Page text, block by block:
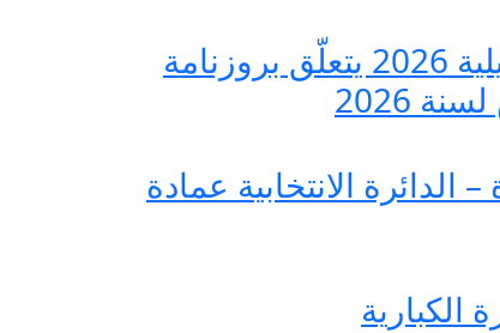
قرار الهيئة العليا المستقلّة للانتخابات عدد 7 لسنة 2026 مؤرّخ في 06 جويلية 2026 يتعلّق بروزنامة
2026
الانتخابية عمادة
الكبارية